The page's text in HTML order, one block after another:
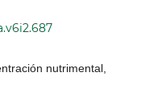
nutrimental,